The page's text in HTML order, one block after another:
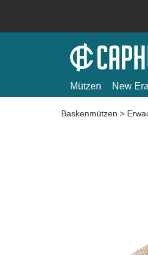
Mützen New Era
Baskenmützen >